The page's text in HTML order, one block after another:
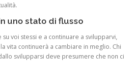
uno stato di flusso
voi stessi e a continuare a svilupparvi,
vita continuerà a cambiare in meglio. Chi
svilupparsi deve presumere che non ci